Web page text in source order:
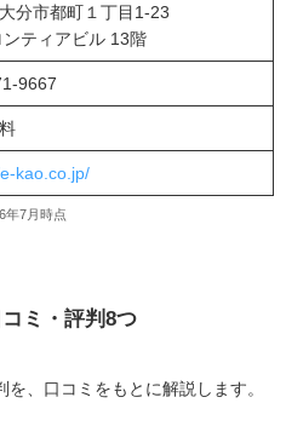
分市都町１丁目1-23
ティアビル 13階
9667
kao.co.jp/
年7月時点
ミ・評判8つ
、口コミをもとに解説します。